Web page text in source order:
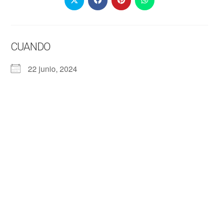
CUANDO
22 junio, 2024